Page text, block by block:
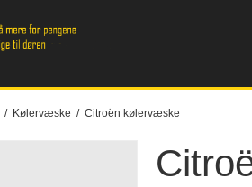
/ Kølervæske / Citroën kølervæske